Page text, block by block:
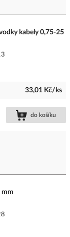
kabely 0,75-25
33,01 Kč/ks
do košíku
mm